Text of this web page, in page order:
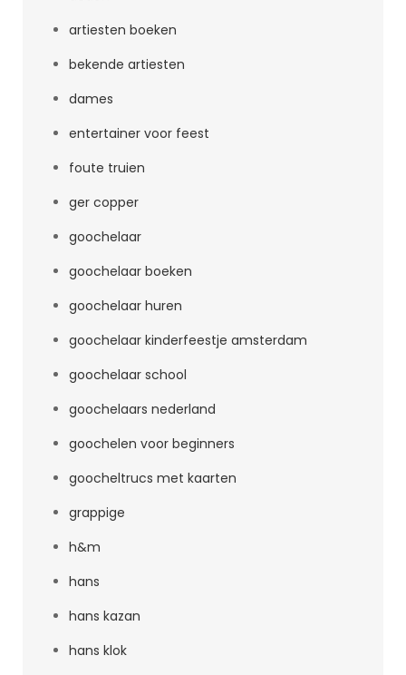
artiesten boeken
bekende artiesten
dames
entertainer voor feest
foute truien
ger copper
goochelaar
goochelaar boeken
goochelaar huren
goochelaar kinderfeestje amsterdam
goochelaar school
goochelaars nederland
goochelen voor beginners
goocheltrucs met kaarten
grappige
h&m
hans
hans kazan
hans klok